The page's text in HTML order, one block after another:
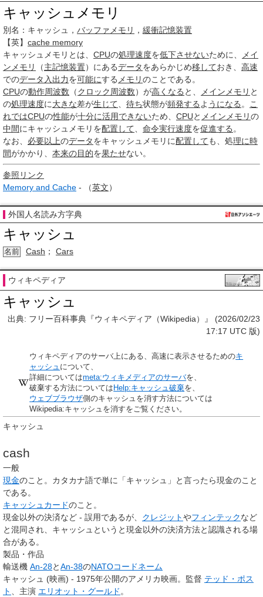
キャッシュメモリ
別名：キャッシュ， バッファメモリ ， 緩衝記憶装置
【英】 cache memory
キャッシュメモリ とは、 CPUの処理速度を低下させないために、
メイ
ンメモリ
（主記憶装置）にあるデータをあらかじめ移しておき、 高速
でのデータ入出力を可能にする メモリのことである。
CPUの動作周波数 （クロック周波数）が高くなる と、 メインメモリ と
の処理速度に大きな差が生じて 待ち状態が頻発する よ うになる 。
こ
れではCPUの性能が十分に活用できないため、 CPUと メインメモリの
中間にキャッシュメモリを配置して 命令実行速度を促進する 。
なお、 必要以上のデータをキャッシュメモリに配置しても、処理に時
間がかかり、 本来の目的を果たせない。
参照リンク
Memory and Cache - （英文）
外国人名読み方字典
キャッシュ
名前 Cash ； Cars
ウィキペディア
キャッシュ
出典: フリー百科事典『ウィキペディア（Wikipedia）』 (2026/02/23
17:17 UTC 版)
ウィキペディアのサーバ上にある、高速に表示させるためのキ
ャッシュ について、
詳細についてはmeta:ウィキメディアのサーバを、
破棄する方法については Help:キャッシュ破棄を、
ウェブブラウザ側のキャッシュを消す方法については
Wikipedia:キャッシュを消すをご覧ください。
キャッシュ
cash
一般
現金のこと。カタカナ語で単に「キャッシュ」と言ったら現金のこと
である。
キャッシュカードのこと。
現金以外の決済など - 誤用であるが、 クレジットやフィンテックなど
と混同され、キャッシュというと現金以外の決済方法と認識される場
合がある。
製品・作品
輸送機 An-28とAn-38のNATOコードネーム
キャッシュ (映画) - 1975年公開のアメリカ映画。監督 テッド・ポス
ト
、主演 エリオット・グールド 。